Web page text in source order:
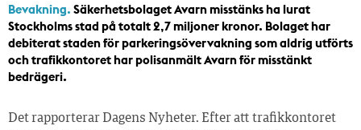
Bevakning. Säkerhetsbolaget Avarn misstänks ha lurat
Stockholms stad på totalt 2,7 miljoner kronor. Bolaget har
debiterat staden för parkeringsövervakning som aldrig utförts
och trafikkontoret har polisanmält Avarn för misstänkt
bedrägeri.
Det rapporterar Dagens Nyheter. Efter att trafikkontoret